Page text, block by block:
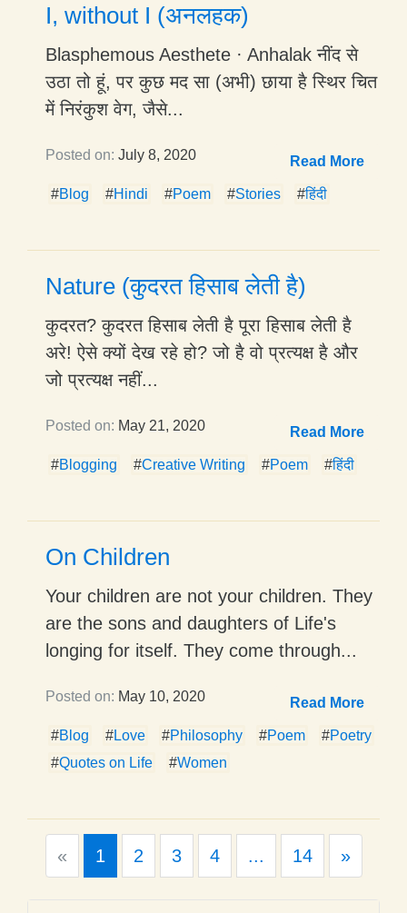
I, without I (अनलहक)
Blasphemous Aesthete · Anhalak नींद से
उठा तो हूं, पर कुछ मद सा (अभी) छाया है स्थिर चित
में निरंकुश वेग, जैसे...
Posted on: July 8, 2020 Read More
#Blog #Hindi #Poem #Stories #हिंदी
Nature (कुदरत हिसाब लेती है)
कुदरत? कुदरत हिसाब लेती है पूरा हिसाब लेती है
अरे! ऐसे क्यों देख रहे हो? जो है वो प्रत्यक्ष है और
जो प्रत्यक्ष नहीं...
Posted on: May 21, 2020 Read More
#Blogging #Creative Writing #Poem #हिंदी
On Children
Your children are not your children. They
are the sons and daughters of Life's
longing for itself. They come through...
Posted on: May 10, 2020 Read More
#Blog #Love #Philosophy #Poem #Poetry
#Quotes on Life #Women
«Previous
1 2 3 4 ... 14 »Next